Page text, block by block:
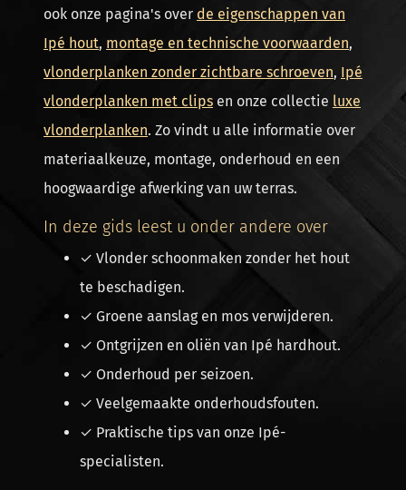
ook onze pagina's over de eigenschappen van
Ipé hout, montage en technische voorwaarden,
vlonderplanken zonder zichtbare schroeven, Ipé
vlonderplanken met clips en onze collectie luxe
vlonderplanken. Zo vindt u alle informatie over
materiaalkeuze, montage, onderhoud en een
hoogwaardige afwerking van uw terras.
In deze gids leest u onder andere over
✓ Vlonder schoonmaken zonder het hout
te beschadigen.
✓ Groene aanslag en mos verwijderen.
✓ Ontgrijzen en oliën van Ipé hardhout.
✓ Onderhoud per seizoen.
✓ Veelgemaakte onderhoudsfouten.
✓ Praktische tips van onze Ipé-
specialisten.